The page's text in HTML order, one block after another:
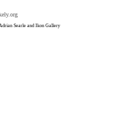
Searle and Ikon Gallery